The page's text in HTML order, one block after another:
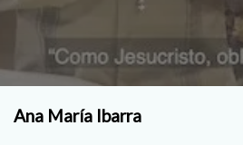
Ana María Ibarra